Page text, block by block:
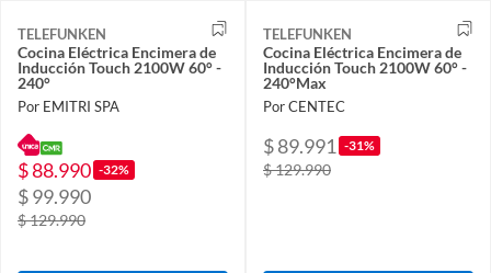
TELEFUNKEN
Cocina Eléctrica Encimera de
Inducción Touch 2100W 60° -
240°
Por EMITRI SPA
$ 88.990 -32%
$ 99.990
$ 129.990
TELEFUNKEN
Cocina Eléctrica Encimera de
Inducción Touch 2100W 60° -
240°Max
Por CENTEC
$ 89.991 -31%
$ 129.990